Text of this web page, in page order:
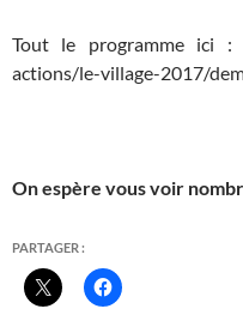
Tout le programme ici :
actions/le-village-2017/
On espère vous voir
PARTAGER :